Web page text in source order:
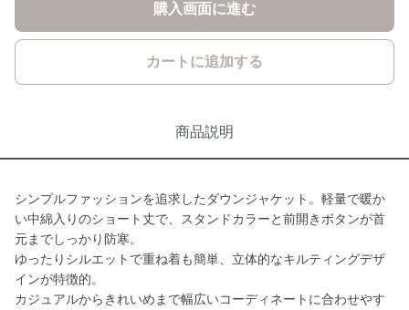
購入画面に進む
カートに追加する
商品説明
シンプルファッションを追求したダウンジャケット。軽量で暖か
い中綿入りのショート丈で、スタンドカラーと前開きボタンが首
元までしっかり防寒。
ゆったりシルエットで重ね着も簡単、立体的なキルティングデザ
インが特徴的。
カジュアルからきれいめまで幅広いコーディネートに合わせやす